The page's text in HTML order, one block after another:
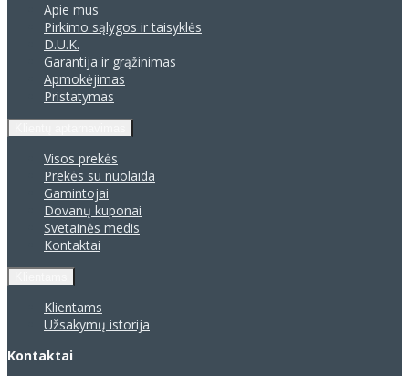
Apie mus
Pirkimo sąlygos ir taisyklės
D.U.K.
Garantija ir grąžinimas
Apmokėjimas
Pristatymas
Visos prekės
Prekės su nuolaida
Gamintojai
Dovanų kuponai
Svetainės medis
Kontaktai
Klientams
Užsakymų istorija
Kontaktai